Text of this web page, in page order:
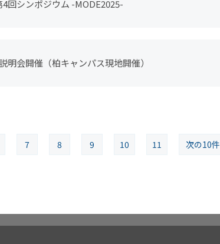
回シンポジウム -MODE2025-
明会開催（柏キャンパス現地開催）
7 8 9 10 11 次の10件